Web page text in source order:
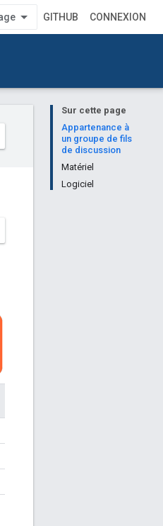
GITHUB CONNEXION
Sur cette page
Appartenance à
un groupe de fils
de discussion
Matériel
Logiciel